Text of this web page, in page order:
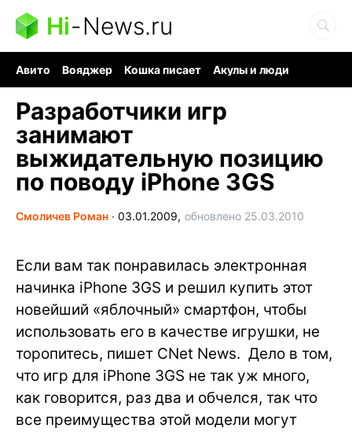
Hi-News.ru
Авито Вояджер Кошка писает
Акулы и люди
Разработчики игр
занимают
выжидательную позицию
по поводу iPhone 3GS
Смоличев Роман ∙ 03.01.2009, обновлено 25.03.2010
Если вам так понравилась электронная
начинка iPhone 3GS и решил купить этот
новейший «яблочный» смартфон, чтобы
использовать его в качестве игрушки, не
торопитесь, пишет CNet News. Дело в том,
что игр для iPhone 3GS не так уж много,
как говорится, раз два и обчелся, так что
все преимущества этой модели могут